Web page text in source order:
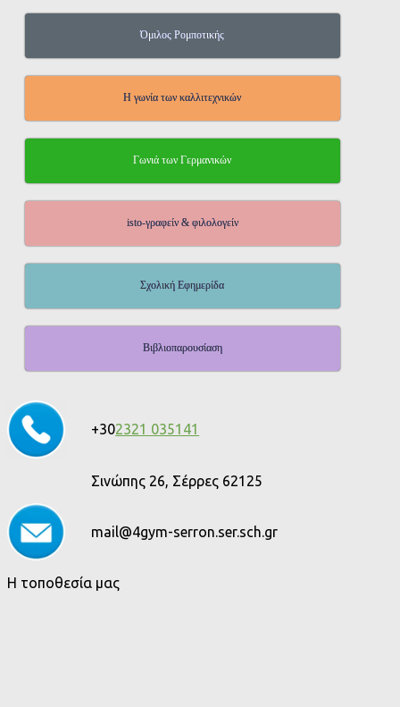
Όμιλος Ρομποτικής
Η γωνία των καλλιτεχνικών
Γωνιά των Γερμανικών
isto-γραφείν & φιλολογείν
Σχολική Εφημερίδα
Βιβλιοπαρουσίαση
+302321 035141
Σινώπης 26, Σέρρες 62125
mail@4gym-serron.ser.sch.gr
Η τοποθεσία μας